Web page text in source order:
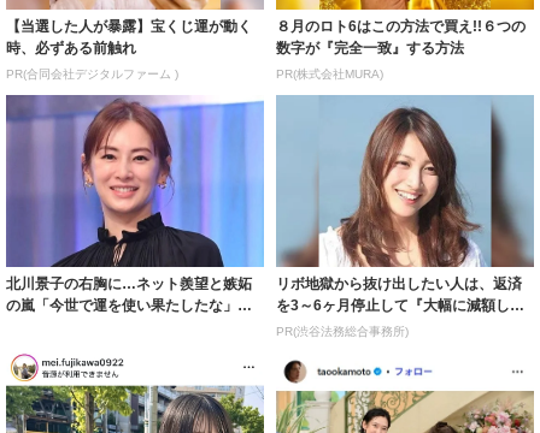
【当選した人が暴露】宝くじ運が動く
時、必ずある前触れ
PR(合同会社デジタルファーム )
８月のロト6はこの方法で買え!!６つの
数字が『完全一致』する方法
PR(株式会社MURA)
北川景子の右胸に…ネット羨望と嫉妬
の嵐「今世で運を使い果たしたな」
リボ地獄から抜け出したい人は、返済
を3～6ヶ月停止して『大幅に減額して
から返済す...
PR(渋谷法務総合事務所)